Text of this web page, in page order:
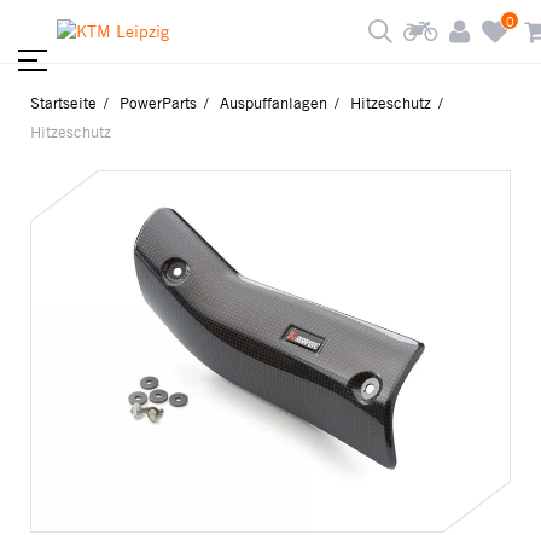
0
Startseite PowerParts Auspuffanlagen
Hitzeschutz
Hitzeschutz